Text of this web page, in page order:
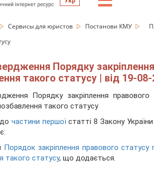
Сервисы для юристов Постанови КМУ
Порядку
такого статусу | від 19-
Порядку закріплення
такого статусу
частини першоїстатті 8 Закону України
:
Порядок закріплення правового
такого статусу, що додається.